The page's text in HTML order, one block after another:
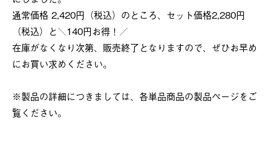
通常価格 2,420円（税込）のところ、セット価格2,280円
（税込）と＼140円お得！／
在庫がなくなり次第、販売終了となりますので、ぜひお早め
にお買い求めください。
※製品の詳細につきましては、各単品商品の製品ページをご
覧ください。